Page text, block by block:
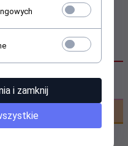
i zamknij